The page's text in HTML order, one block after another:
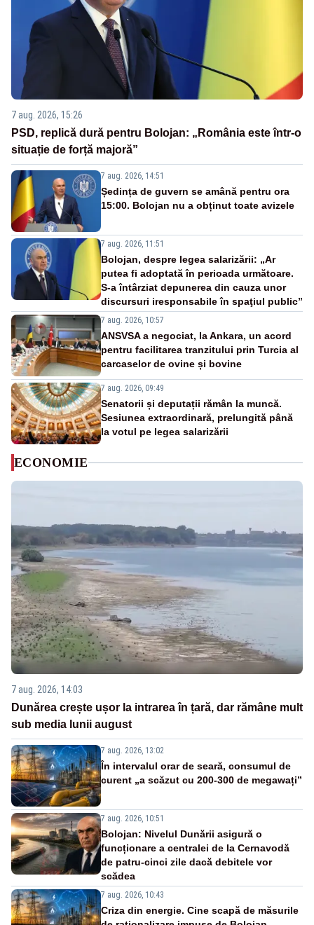
7 aug. 2026, 15:26
PSD, replică dură pentru Bolojan: „România este într-o
situație de forță majoră”
7 aug. 2026, 14:51
Ședința de guvern se amână pentru ora
15:00. Bolojan nu a obținut toate avizele
7 aug. 2026, 11:51
Bolojan, despre legea salarizării: „Ar
putea fi adoptată în perioada următoare.
S-a întârziat depunerea din cauza unor
discursuri iresponsabile în spaţiul public”
7 aug. 2026, 10:57
ANSVSA a negociat, la Ankara, un acord
pentru facilitarea tranzitului prin Turcia al
carcaselor de ovine și bovine
7 aug. 2026, 09:49
Senatorii și deputații rămân la muncă.
Sesiunea extraordinară, prelungită până
la votul pe legea salarizării
ECONOMIE
7 aug. 2026, 14:03
Dunărea crește ușor la intrarea în țară, dar rămâne mult
sub media lunii august
7 aug. 2026, 13:02
În intervalul orar de seară, consumul de
curent „a scăzut cu 200-300 de megawați”
7 aug. 2026, 10:51
Bolojan: Nivelul Dunării asigură o
funcționare a centralei de la Cernavodă
de patru-cinci zile dacă debitele vor
scădea
7 aug. 2026, 10:43
Criza din energie. Cine scapă de măsurile